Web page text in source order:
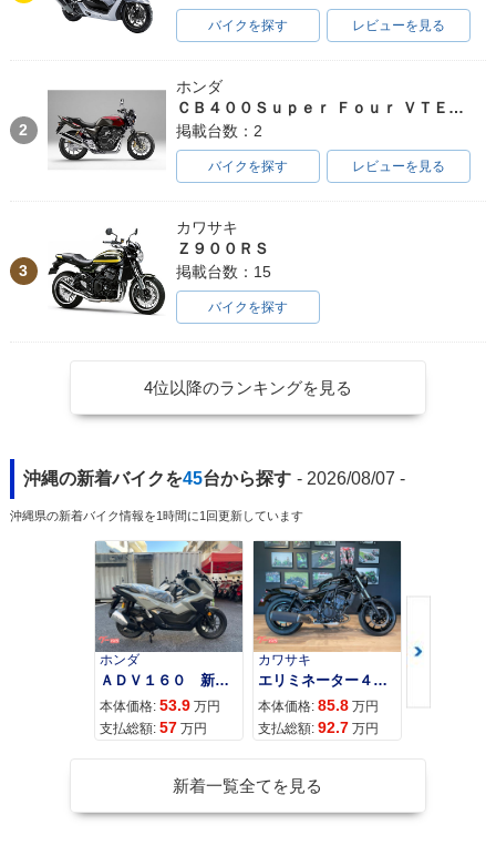
バイクを探す レビューを見る
2
ホンダ
ＣＢ４００Ｓｕｐｅｒ Ｆｏｕｒ ＶＴＥＣ ＳＰＥＣ３
掲載台数：2
バイクを探す レビューを見る
3
カワサキ
Ｚ９００ＲＳ
掲載台数：15
バイクを探す
4位以降のランキングを見る
沖縄の新着バイクを45台から探す - 2026/08/07 -
沖縄県の新着バイク情報を1時間に1回更新しています
ホンダ
ＡＤＶ１６０ 新車 ２０２６年最新モデル パールスモーキーグレー スマートキー ２９Ｌメットイン ＵＳＢ Ｔｙｐｅ−Ｃ装備
本体価格: 53.9 万円
支払総額: 57 万円
カワサキ
エリミネーター４００
本体価格: 85.8 万円
支払総額: 92.7 万円
カワサキ
本体価格:
新着一覧全てを見る